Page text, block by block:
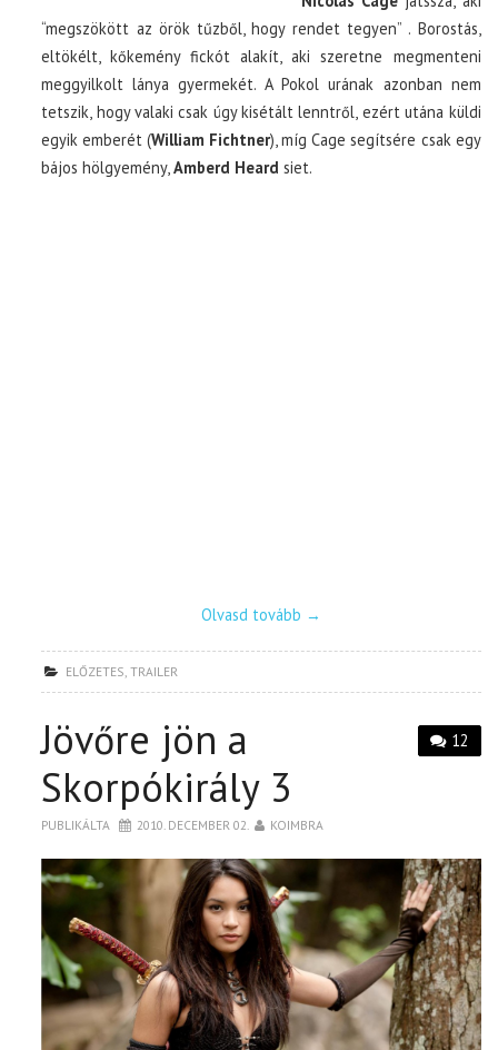
“megszökött az örök tűzből, hogy rendet tegyen” . Borostás,
eltökélt, kőkemény fickót alakít, aki szeretne megmenteni
meggyilkolt lánya gyermekét. A Pokol urának azonban nem
tetszik, hogy valaki csak úgy kisétált lenntről, ezért utána küldi
egyik emberét (William Fichtner), míg Cage segítsére csak egy
bájos hölgyemény, Amberd Heardsiet.
Olvasd tovább →
ELŐZETES ,TRAILER
12
Jövőre jön a
Skorpókirály 3
PUBLIKÁLTA 2010. DECEMBER 02. KOIMBRA